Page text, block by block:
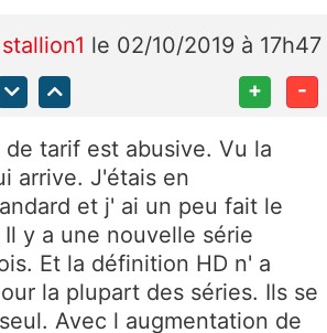
stallion1 le 02/10/2019 à 17h47
+ -
de tarif est abusive. Vu la
arrive. J'étais en
et j' ai un peu fait le
y a une nouvelle série
Et la définition HD n' a
la plupart des séries. Ils se
Avec l augmentation de